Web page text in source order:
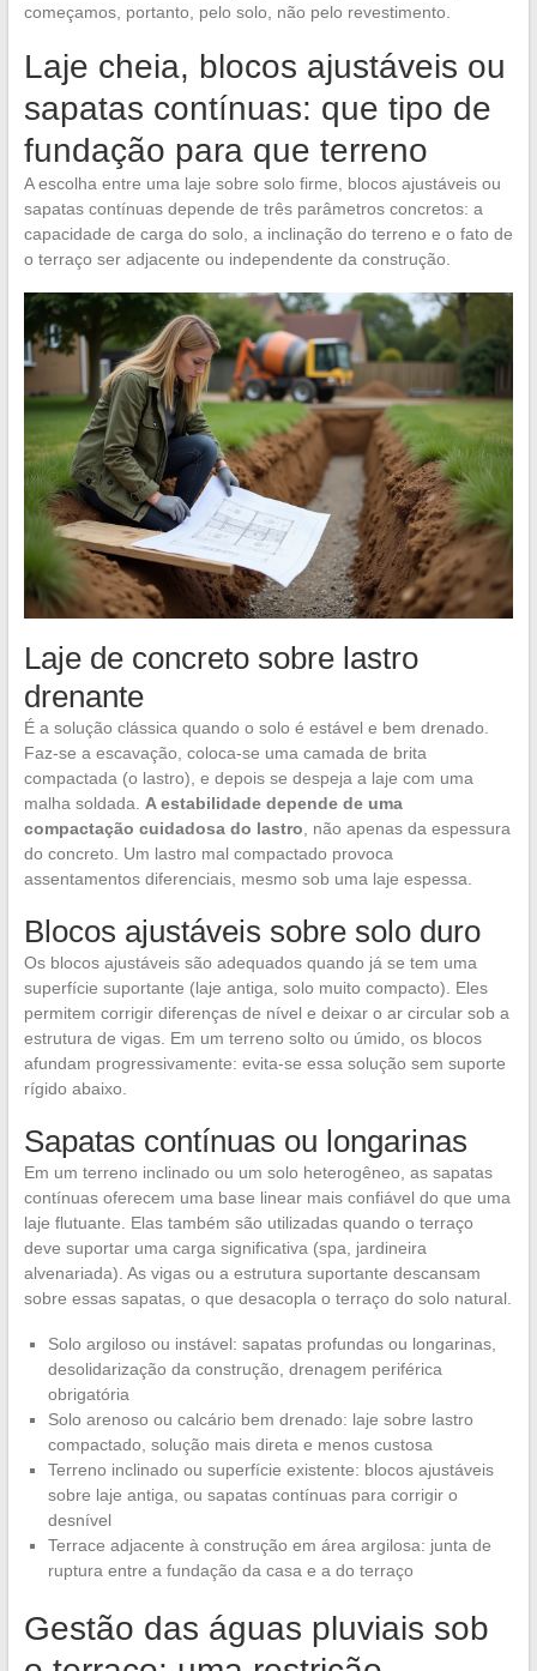
começamos, portanto, pelo solo, não pelo revestimento.
Laje cheia, blocos ajustáveis ou
sapatas contínuas: que tipo de
fundação para que terreno
A escolha entre uma laje sobre solo firme, blocos ajustáveis ou
sapatas contínuas depende de três parâmetros concretos: a
capacidade de carga do solo, a inclinação do terreno e o fato de
o terraço ser adjacente ou independente da construção.
Laje de concreto sobre lastro
drenante
É a solução clássica quando o solo é estável e bem drenado.
Faz-se a escavação, coloca-se uma camada de brita
compactada (o lastro), e depois se despeja a laje com uma
malha soldada. A estabilidade depende de uma
compactação cuidadosa do lastro , não apenas da espessura
do concreto. Um lastro mal compactado provoca
assentamentos diferenciais, mesmo sob uma laje espessa.
Blocos ajustáveis sobre solo duro
Os blocos ajustáveis são adequados quando já se tem uma
superfície suportante (laje antiga, solo muito compacto). Eles
permitem corrigir diferenças de nível e deixar o ar circular sob a
estrutura de vigas. Em um terreno solto ou úmido, os blocos
afundam progressivamente: evita-se essa solução sem suporte
rígido abaixo.
Sapatas contínuas ou longarinas
Em um terreno inclinado ou um solo heterogêneo, as sapatas
contínuas oferecem uma base linear mais confiável do que uma
laje flutuante. Elas também são utilizadas quando o terraço
deve suportar uma carga significativa (spa, jardineira
alvenariada). As vigas ou a estrutura suportante descansam
sobre essas sapatas, o que desacopla o terraço do solo natural.
Solo argiloso ou instável: sapatas profundas ou longarinas,
desolidarização da construção, drenagem periférica
obrigatória
Solo arenoso ou calcário bem drenado: laje sobre lastro
compactado, solução mais direta e menos custosa
Terreno inclinado ou superfície existente: blocos ajustáveis
sobre laje antiga, ou sapatas contínuas para corrigir o
desnível
Terrace adjacente à construção em área argilosa: junta de
ruptura entre a fundação da casa e a do terraço
Gestão das águas pluviais sob